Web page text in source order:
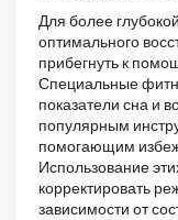
Для более
оптимального
прибегнуть к
Специальные
показатели сна и
популярным
помогающим
Использование
корректировать
зависимости от